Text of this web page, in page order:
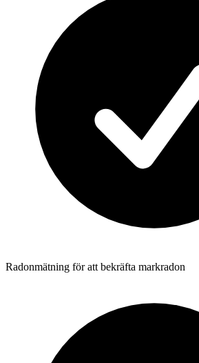
Radonmätning för att bekräfta markradon